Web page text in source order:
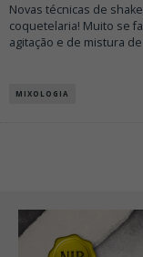
Novas técnicas de
coquetelaria! Muito se
agitação e de mistura
MIXOLOGIA